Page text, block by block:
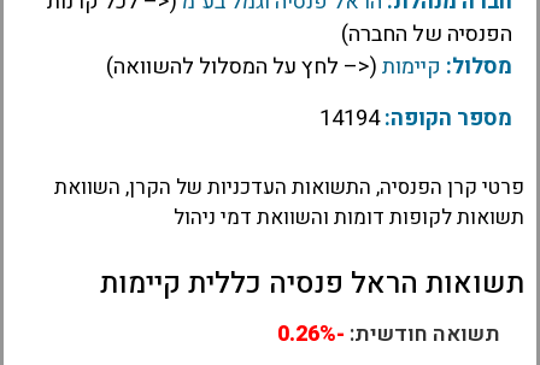
הפנסיה של החברה)
מסלול: קיימות(<– לחץ על המסלול להשוואה)
מספר הקופה:14194
פרטי קרן הפנסיה, התשואות העדכניות של הקרן, השוואת
תשואות לקופות דומות והשוואת דמי ניהול
תשואות הראל פנסיה כללית קיימות
תשואה חודשית: -0.26%